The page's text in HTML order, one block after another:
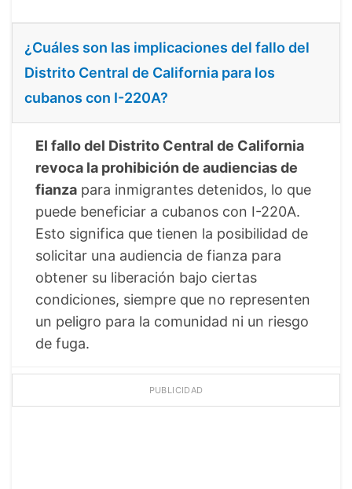
¿Cuáles son las implicaciones del fallo del
Distrito Central de California para los
cubanos con I-220A?
El fallo del Distrito Central de California
revoca la prohibición de audiencias de
fianza para inmigrantes detenidos, lo que
puede beneficiar a cubanos con I-220A.
Esto significa que tienen la posibilidad de
solicitar una audiencia de fianza para
obtener su liberación bajo ciertas
condiciones, siempre que no representen
un peligro para la comunidad ni un riesgo
de fuga.
PUBLICIDAD